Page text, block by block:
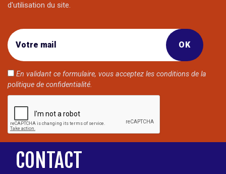
d'utilisation du site.
En validant ce formulaire, vous acceptez les conditions de la
politique de confidentialité.
CONTACT